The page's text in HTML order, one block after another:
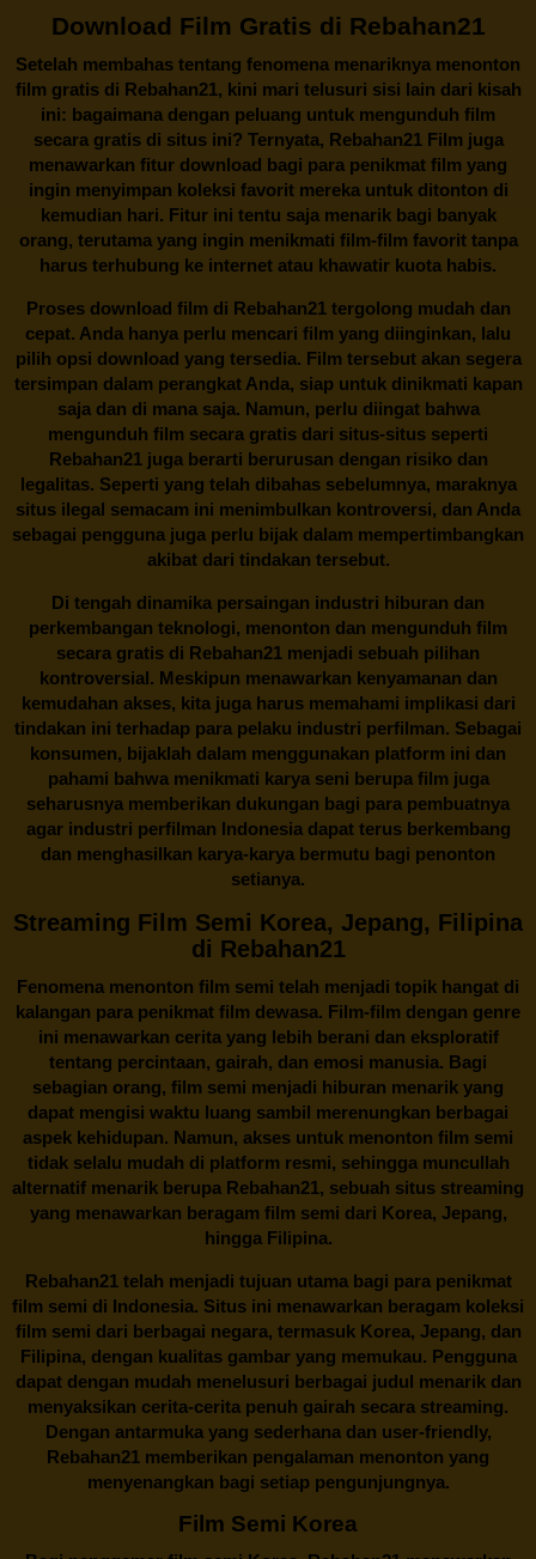
Download Film Gratis di Rebahan21
Setelah membahas tentang fenomena menariknya menonton
film gratis di Rebahan21, kini mari telusuri sisi lain dari kisah
ini: bagaimana dengan peluang untuk mengunduh film
secara gratis di situs ini? Ternyata, Rebahan21 Film juga
menawarkan fitur download bagi para penikmat film yang
ingin menyimpan koleksi favorit mereka untuk ditonton di
kemudian hari. Fitur ini tentu saja menarik bagi banyak
orang, terutama yang ingin menikmati film-film favorit tanpa
harus terhubung ke internet atau khawatir kuota habis.
Proses download film di Rebahan21tergolong mudah dan
cepat. Anda hanya perlu mencari film yang diinginkan, lalu
pilih opsi download yang tersedia. Film tersebut akan segera
tersimpan dalam perangkat Anda, siap untuk dinikmati kapan
saja dan di mana saja. Namun, perlu diingat bahwa
mengunduh film secara gratis dari situs-situs seperti
Rebahan21 juga berarti berurusan dengan risiko dan
legalitas. Seperti yang telah dibahas sebelumnya, maraknya
situs ilegal semacam ini menimbulkan kontroversi, dan Anda
sebagai pengguna juga perlu bijak dalam mempertimbangkan
akibat dari tindakan tersebut.
Di tengah dinamika persaingan industri hiburan dan
perkembangan teknologi, menonton dan mengunduh film
secara gratis di Rebahan21 menjadi sebuah pilihan
kontroversial. Meskipun menawarkan kenyamanan dan
kemudahan akses, kita juga harus memahami implikasi dari
tindakan ini terhadap para pelaku industri perfilman. Sebagai
konsumen, bijaklah dalam menggunakan platform ini dan
pahami bahwa menikmati karya seni berupa film juga
seharusnya memberikan dukungan bagi para pembuatnya
agar industri perfilman Indonesia dapat terus berkembang
dan menghasilkan karya-karya bermutu bagi penonton
setianya.
Streaming Film Semi Korea, Jepang, Filipina
di Rebahan21
Fenomena menonton film semi telah menjadi topik hangat di
kalangan para penikmat film dewasa. Film-film dengan genre
ini menawarkan cerita yang lebih berani dan eksploratif
tentang percintaan, gairah, dan emosi manusia. Bagi
sebagian orang, film semi menjadi hiburan menarik yang
dapat mengisi waktu luang sambil merenungkan berbagai
aspek kehidupan. Namun, akses untuk menonton film semi
tidak selalu mudah di platform resmi, sehingga muncullah
alternatif menarik berupa Rebahan21, sebuah situs streaming
yang menawarkan beragam film semi dari Korea, Jepang,
hingga Filipina.
Rebahan21telah menjadi tujuan utama bagi para penikmat
film semi di Indonesia. Situs ini menawarkan beragam koleksi
film semi dari berbagai negara, termasuk Korea, Jepang, dan
Filipina, dengan kualitas gambar yang memukau. Pengguna
dapat dengan mudah menelusuri berbagai judul menarik dan
menyaksikan cerita-cerita penuh gairah secara streaming.
Dengan antarmuka yang sederhana dan user-friendly,
Rebahan21 memberikan pengalaman menonton yang
menyenangkan bagi setiap pengunjungnya.
Film Semi Korea